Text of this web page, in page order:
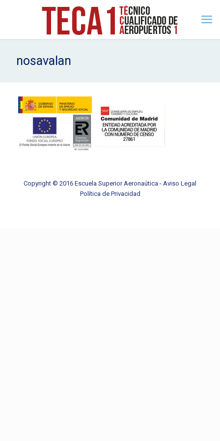
nosavalan
Copyright © 2016 Escuela Superior Aeronaútica - Aviso Legal
Política de Privacidad